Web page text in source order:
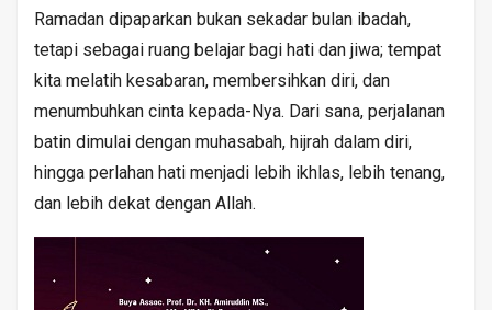
Ramadan dipaparkan bukan sekadar bulan ibadah,
tetapi sebagai ruang belajar bagi hati dan jiwa; tempat
kita melatih kesabaran, membersihkan diri, dan
menumbuhkan cinta kepada-Nya. Dari sana, perjalanan
batin dimulai dengan muhasabah, hijrah dalam diri,
hingga perlahan hati menjadi lebih ikhlas, lebih tenang,
dan lebih dekat dengan Allah.